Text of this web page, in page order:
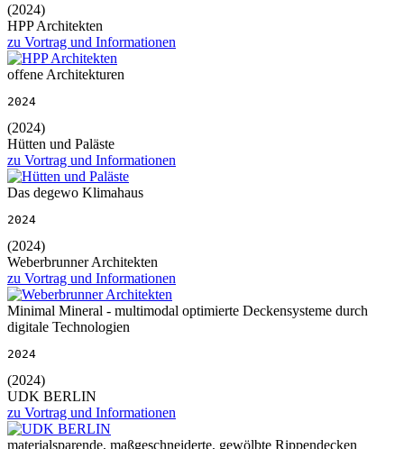
(2024)
HPP Architekten
zu Vortrag und Informationen
offene Architekturen
2024
(2024)
Hütten und Paläste
zu Vortrag und Informationen
Das degewo Klimahaus
2024
(2024)
Weberbrunner Architekten
zu Vortrag und Informationen
Minimal Mineral - multimodal optimierte Deckensysteme durch
digitale Technologien
2024
(2024)
UDK BERLIN
zu Vortrag und Informationen
materialsparende, maßgeschneiderte, gewölbte Rippendecken